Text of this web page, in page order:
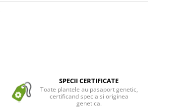
SPECII CERTIFICATE
Toate plantele au pasaport genetic,
certificand specia si originea
genetica.